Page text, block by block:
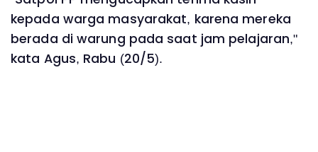
kepada warga masyarakat, karena mereka
berada di warung pada saat jam pelajaran,"
kata Agus, Rabu (20/5).